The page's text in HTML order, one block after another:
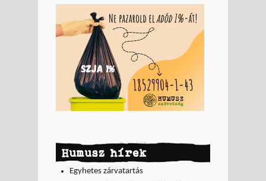
Humusz hírek
Egyhetes zárvatartás